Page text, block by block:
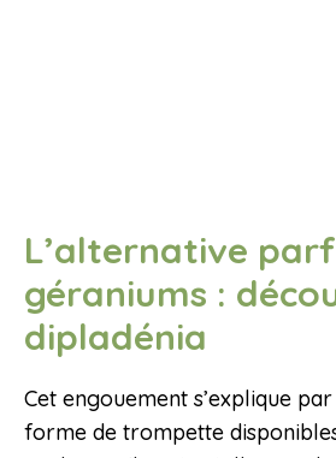
L’alternative
géraniums :
dipladénia
Cet engouement s’explique
forme de trompette